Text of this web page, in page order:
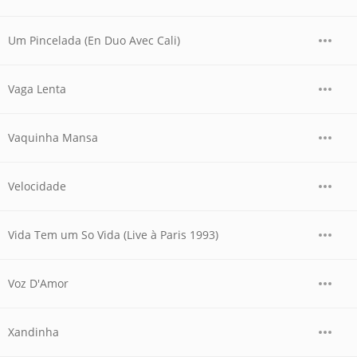
Um Pincelada (En Duo Avec Cali)
Vaga Lenta
Vaquinha Mansa
Velocidade
Vida Tem um So Vida (Live à Paris 1993)
Voz D'Amor
Xandinha